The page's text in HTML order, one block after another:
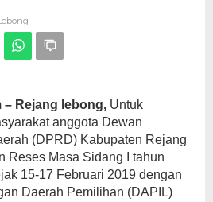
Rejang lebong, Untuk
anggota Dewan
(DPRD) Kabupaten Rejang
Reses Masa Sidang I tahun
15-17 Februari 2019 dengan
Daerah Pemilihan (DAPIL)